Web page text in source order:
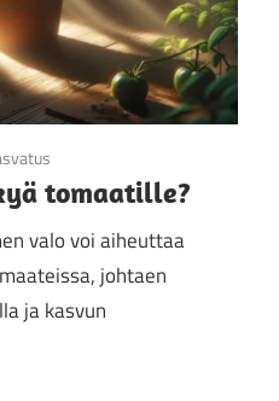
tomaatille?
valo voi aiheuttaa
johtaen
ja kasvun